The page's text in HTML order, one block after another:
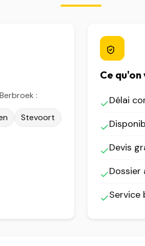
:
Stevoort
Ce
Délai
Devis
Dossier
Service